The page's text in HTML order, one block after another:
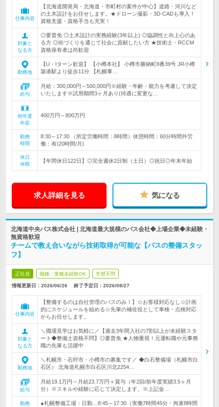
仕事内容
【北海道開発局・北海道・市町村の案件が中心】道路・河川など
の土木設計をお任せします。★ドローン撮影・3D-CADも導入！
資格支援・資格手当も充実！
対象と
なる方
◎要普免 ◎土木設計の実務経験(3年以上) ◎協調性と向上心のあ
る方 ◎街づくりを通じて社会に貢献したい方 ★技術士・RCCM
資格保有者は尚歓迎
勤務地
【U・Iターン歓迎】 【小樽本社】 小樽市勝納町8番39号 JR小樽
築港駅より徒歩11分 【札幌事…
給与
月給：300,000円～500,000円※経験・年齢・能力を考慮して決定
いたします※試用期間3ヶ月あり(待遇に変更な…
初年度
年収
400万円～800万円
勤務
時間
8:30～17:30 （所定労働時間：8時間）休憩時間：60分時間外労
働：有(20時間/月)
休日
休暇
【年間休日122日】◎完全週休2日制（土日）◎祝日◎年末年始
求人詳細を見る 気になる
北海道中央バス株式会社 | 北海道最大規模のバス会社◆上場企業◆未経験・
無資格歓迎
チームで教え合いながら技術取得が可能な【バスの整備スタッ
フ】
正社員 職種・業種未経験OK 学歴不問
情報更新日：2026/06/26 終了予定日： 2026/08/27
仕事内容
【整備するのは自社管理のバスのみ！】☆お客様対応なし☆計画
的にスケジュールを組める☆先輩の補佐役として車検・点検対応
からお任せします。
対象と
なる方
＼職場見学はお気軽に／【過去3年間入社の7割以上が未経験スタ
ート◆整備士資格不問】◎要普免 ★人物重視！元運転職や元事務
職の先輩も活躍中
勤務地
＼札幌市・石狩市・小樽市の募集です／ ◆白石整備場（札幌市白
石区） 北海道札幌市白石区川北2254…
給与
月給19.1万円～月給23.7万円＋賞与（年2回/前年度実績3.5ヶ月
分）※スキルや経験に応じて決定します。※上記金…
勤務
●札幌整備工場：日勤…8:45～17:30（実働7時間45分・拘束8時間